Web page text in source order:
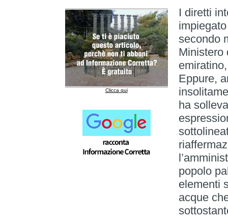
Clicca qui
I diretti
secondo
Ministero
Eppure,
ha
popolo
elementi
acque